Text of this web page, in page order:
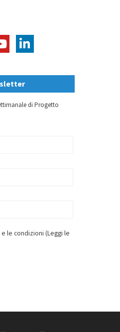
di Progetto
le condizioni (Leggi le